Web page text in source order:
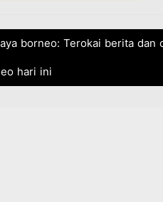
borneo: Terokai berita
hari ini